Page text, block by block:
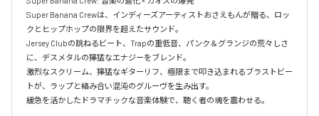
Super Banana Crewは、インディーズアーティストおさえもんが贈る、ロッ
クとヒップホップの限界を超えたサウンド。
Jersey Clubの跳ねるビート、Trapの重低音、パンク＆グランジの荒々しさ
に、デスメタルの獰猛なエナジーをブレンド。
激烈なスクリーム、獰猛なギターリフ、極限まで叩き込まれるブラストビー
トが、ラップと絡み合い混沌のグルーヴを生み出す。
緩急を活かしたドラマチックな音楽体験で、聴く者の魂を震わせる。